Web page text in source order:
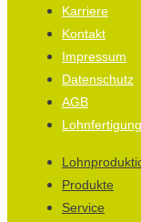
Karriere
Kontakt
Impressum
Datenschutz
AGB
Produkte
Service